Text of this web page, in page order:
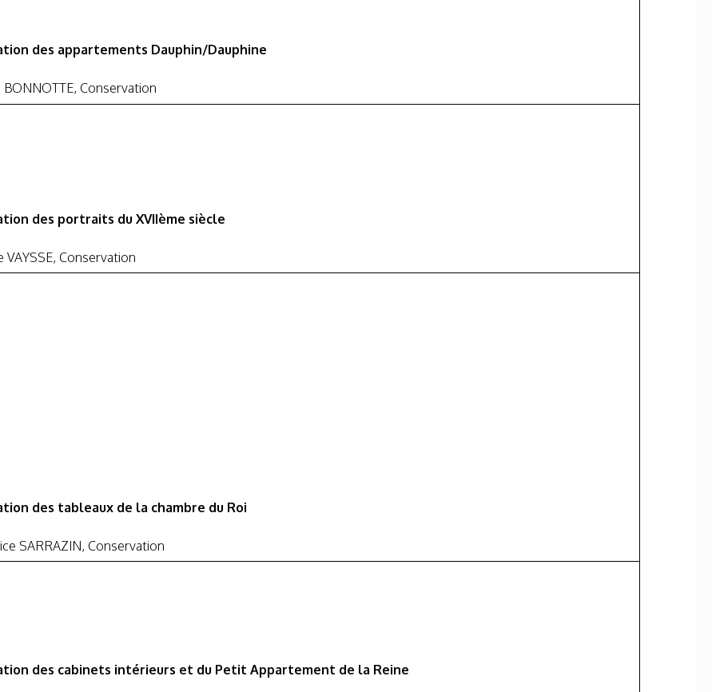
des appartements Dauphin/Dauphine
BONNOTTE, Conservation
des portraits du XVIIème siècle
VAYSSE, Conservation
des tableaux de la chambre du Roi
SARRAZIN, Conservation
des cabinets intérieurs et du Petit Appartement de la Reine